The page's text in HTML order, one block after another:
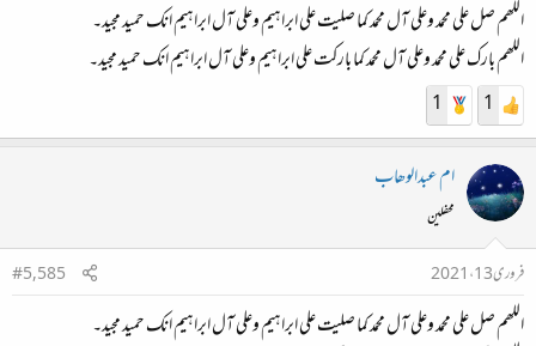
اللھم صل علی محمد وعلی آل محمد کما صلیت علی ابراہیم وعلی آل ابراہیم انک حمید مجید۔
اللھم بارک علی محمد وعلی آل محمد کما بارکت علی ابراہیم وعلی آل ابراہیم انک حمید مجید۔
1
1
ام عبدالوھاب
محفلین
فروری 13، 2021
#5,585
اللھم صل علی محمد وعلی آل محمد کما صلیت علی ابراہیم وعلی آل ابراہیم انک حمید مجید۔